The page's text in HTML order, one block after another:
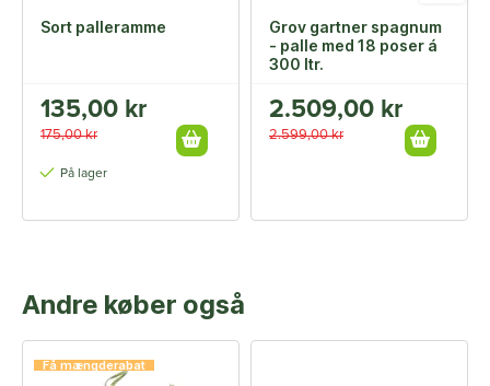
Sort palleramme
135,00 kr
175,00 kr
På lager
Grov gartner spagnum
- palle med 18 poser á
300 ltr.
2.509,00 kr
2.599,00 kr
Andre køber også
Få mængderabat